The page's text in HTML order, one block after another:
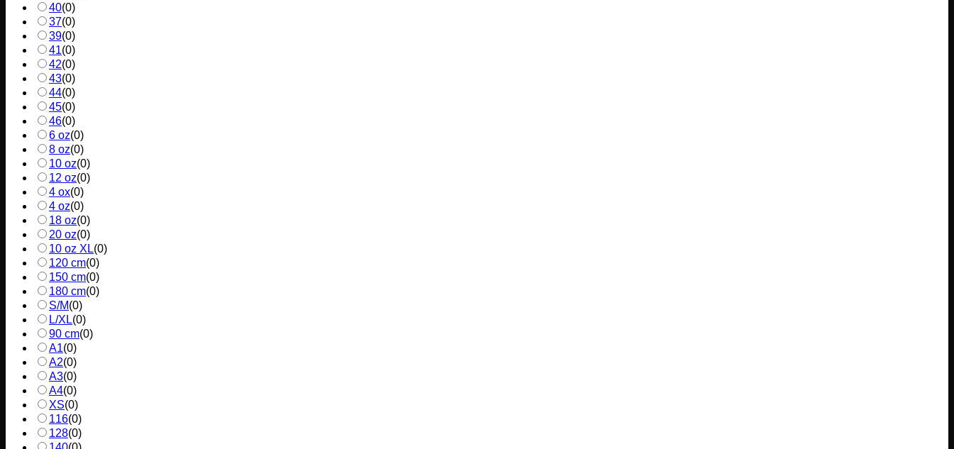
40(0)
37(0)
39(0)
41(0)
42(0)
43(0)
44(0)
45(0)
46(0)
6 oz(0)
8 oz(0)
10 oz(0)
12 oz(0)
4 ox(0)
4 oz(0)
18 oz(0)
20 oz(0)
10 oz XL(0)
120 cm(0)
150 cm(0)
180 cm(0)
S/M(0)
L/XL(0)
90 cm(0)
A1(0)
A2(0)
A3(0)
A4(0)
XS(0)
116(0)
128(0)